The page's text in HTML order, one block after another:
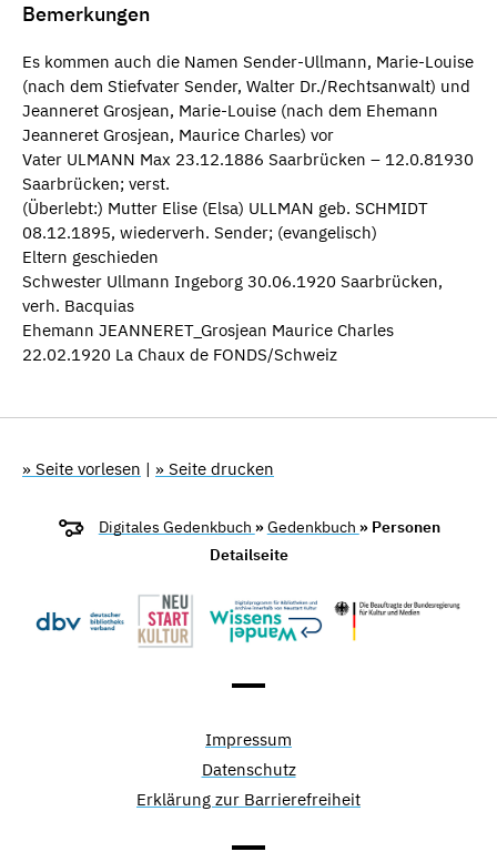
Bemerkungen
Es kommen auch die Namen Sender-Ullmann, Marie-Louise
(nach dem Stiefvater Sender, Walter Dr./Rechtsanwalt) und
Jeanneret Grosjean, Marie-Louise (nach dem Ehemann
Jeanneret Grosjean, Maurice Charles) vor
Vater ULMANN Max 23.12.1886 Saarbrücken – 12.0.81930
Saarbrücken; verst.
(Überlebt:) Mutter Elise (Elsa) ULLMAN geb. SCHMIDT
08.12.1895, wiederverh. Sender; (evangelisch)
Eltern geschieden
Schwester Ullmann Ingeborg 30.06.1920 Saarbrücken,
verh. Bacquias
Ehemann JEANNERET_Grosjean Maurice Charles
22.02.1920 La Chaux de FONDS/Schweiz
» Seite vorlesen | » Seite drucken
Digitales Gedenkbuch »Gedenkbuch » Personen
Detailseite
Impressum
Datenschutz
Erklärung zur Barrierefreiheit